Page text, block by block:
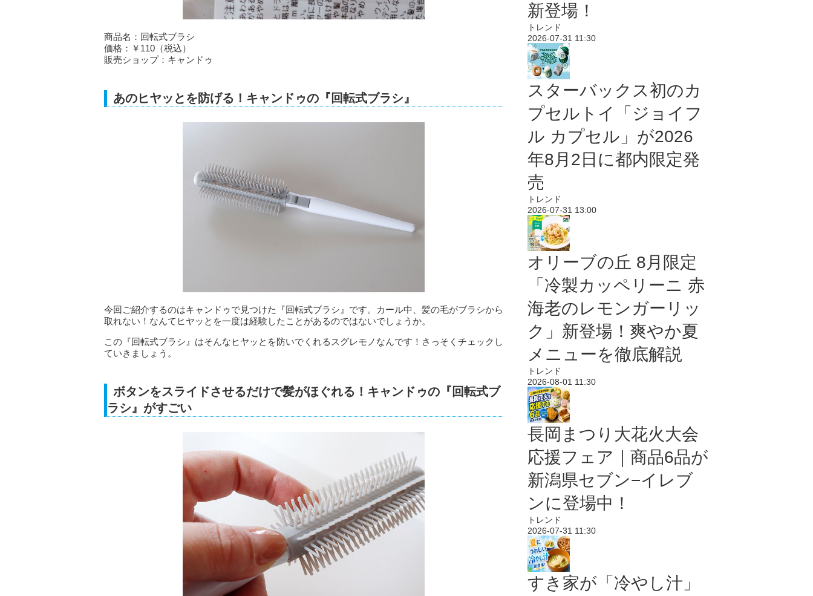
商品名：回転式ブラシ
価格：￥110（税込）
販売ショップ：キャンドゥ
あのヒヤッとを防げる！キャンドゥの『回転式ブラシ』
今回ご紹介するのはキャンドゥで見つけた『回転式ブラシ』です。カール中、髪の毛がブラシから
取れない！なんてヒヤッとを一度は経験したことがあるのではないでしょうか。
この『回転式ブラシ』はそんなヒヤッとを防いでくれるスグレモノなんです！さっそくチェックし
ていきましょう。
ボタンをスライドさせるだけで髪がほぐれる！キャンドゥの『回転式ブ
ラシ』がすごい
新登場！
トレンド
2026-07-31 11:30
スターバックス初のカ
プセルトイ「ジョイフ
ル カプセル」が2026
年8月2日に都内限定発
売
トレンド
2026-07-31 13:00
オリーブの丘 8月限定
「冷製カッペリーニ 赤
海老のレモンガーリッ
ク」新登場！爽やか夏
メニューを徹底解説
トレンド
2026-08-01 11:30
長岡まつり大花火大会
応援フェア｜商品6品が
新潟県セブン−イレブ
ンに登場中！
トレンド
2026-07-31 11:30
すき家が「冷やし汁」